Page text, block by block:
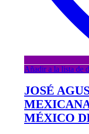
Añadir a la lista de
JOSÉ
MÉXICO